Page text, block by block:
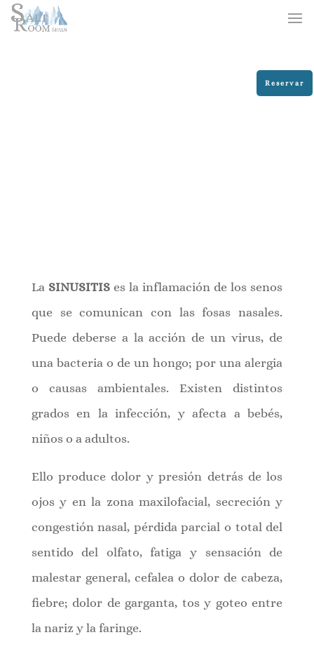
La SINUSITISes la inflamación de los senos
que se comunican con las fosas nasales.
Puede deberse a la acción de un virus, de
una bacteria o de un hongo; por una alergia
o causas ambientales. Existen distintos
grados en la infección, y afecta a bebés,
niños o a adultos.
Ello produce dolor y presión detrás de los
ojos y en la zona maxilofacial, secreción y
congestión nasal, pérdida parcial o total del
sentido del olfato, fatiga y sensación de
malestar general, cefalea o dolor de cabeza,
fiebre; dolor de garganta, tos y goteo entre
la nariz y la faringe.
Reservar